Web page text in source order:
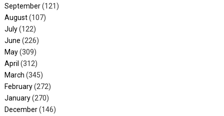
September(121)
August(107)
July(122)
June (226)
May(309)
April (312)
March (345)
February(272)
January(270)
December(146)